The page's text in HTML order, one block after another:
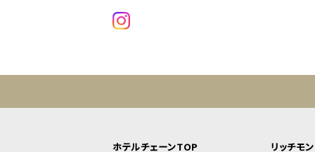
ホテルチェーンTOP
リッチモ